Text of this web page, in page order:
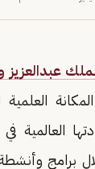
عبدالعزيز
العالمية
برامج